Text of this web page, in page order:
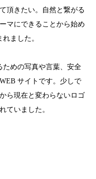
頂きたい。自然と繋がる
マにできることから始め
ました。
ための写真や言葉、安全
サイトです。少しで
ら現在と変わらないロゴ
ていました。